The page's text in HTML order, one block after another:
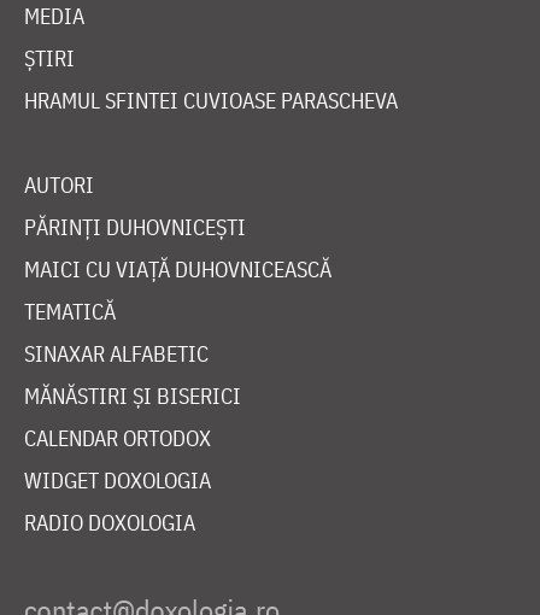
MEDIA
ȘTIRI
HRAMUL SFINTEI CUVIOASE PARASCHEVA
AUTORI
PĂRINȚI DUHOVNICEȘTI
MAICI CU VIAȚĂ DUHOVNICEASCĂ
TEMATICĂ
SINAXAR ALFABETIC
MĂNĂSTIRI ȘI BISERICI
CALENDAR ORTODOX
WIDGET DOXOLOGIA
RADIO DOXOLOGIA